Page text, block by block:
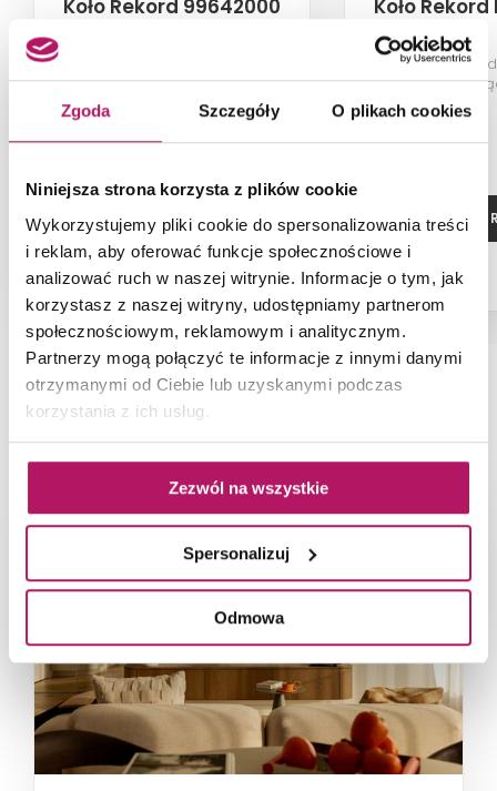
Zgoda Szczegóły O plikach cookies
Niniejsza strona korzysta z plików cookie
Wykorzystujemy pliki cookie do spersonalizowania treści
i reklam, aby oferować funkcje społecznościowe i
analizować ruch w naszej witrynie. Informacje o tym, jak
korzystasz z naszej witryny, udostępniamy partnerom
społecznościowym, reklamowym i analitycznym.
Partnerzy mogą połączyć te informacje z innymi danymi
otrzymanymi od Ciebie lub uzyskanymi podczas
korzystania z ich usług.
Zezwól na wszystkie
Spersonalizuj
Odmowa
Koło Rekord 99642000
ZOBACZ PRODUKT
Koło Rekord
Deska
ZOBACZ
NAJNOWSZE ARTYKUŁY